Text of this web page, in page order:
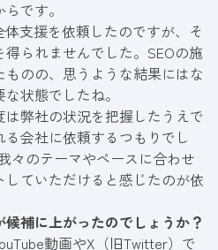
です。
支援を依頼したのですが、そ
られませんでした。SEOの施
のの、思うような結果にはな
状態でしたね。
弊社の状況を把握したうえで
会社に依頼するつもりでし
々のテーマやペースに合わせ
ていただけると感じたのが依
補に上がったのでしょうか？
動画やX（旧Twitter）で